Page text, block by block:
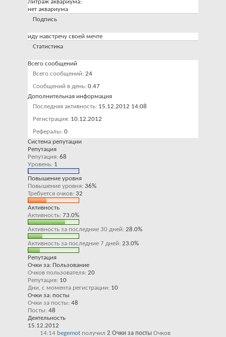
Литраж аквариума:
нет аквариума
Подпись
иду навстречу своей мечте
Статистика
Всего сообщений
Всего сообщений 24
Сообщений в день 0.47
Дополнительная информация
Последняя активность 15.12.2012 14:08
Регистрация 10.12.2012
Рефералы 0
Система репутации
Репутация
Репутация 68
Уровень 1
Повышение уровня
Повышение уровня 36%
Требуется очков 32
Активность
Активность 73.0%
Активность за последние 30 дней 28.0%
Активность за последние 7 дней 23.0%
Репутация
Очки за: Пользование
Очков пользователя 20
Репутация 10
Дни, с момента регистрации
10
Очки за: посты
Очки за посты 48
Посты 48
Деятельность
15.12.2012
14:14 begemot получил 2 Очки за посты Очков